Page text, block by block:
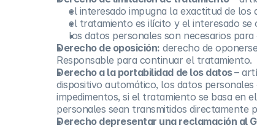
el interesado impugna la exactitud de los
el tratamiento es ilícito y el interesado se
los datos personales son necesarios
Derecho de oposición: derecho de
Responsable para continuar el tratamiento.
Derecho a la portabilidad de los datos–
dispositivo automático, los datos
impedimentos, si el tratamiento se basa en
personales sean transmitidos directamente
Derecho depresentar una reclamación al